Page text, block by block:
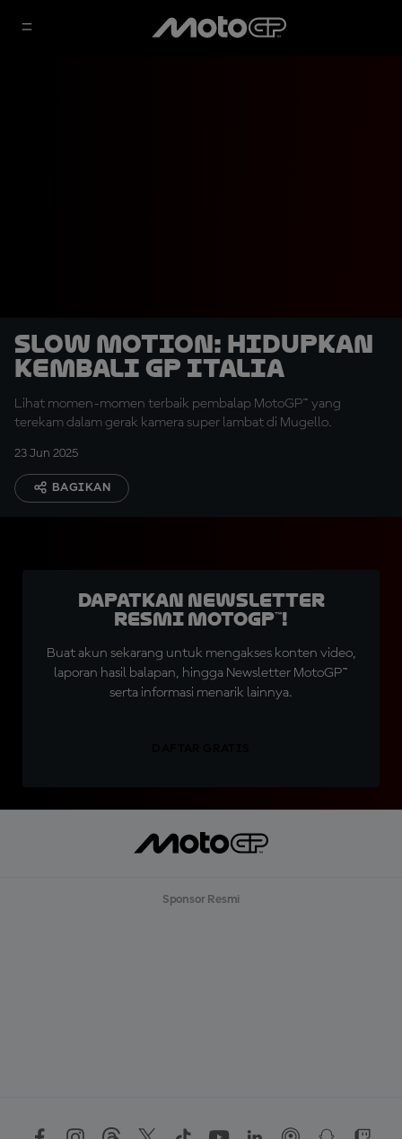
SLOW MOTION: Hidupkan
Kembali GP Italia
Lihat momen-momen terbaik pembalap MotoGP™ yang
terekam dalam gerak kamera super lambat di Mugello.
23 Jun 2025
BAGIKAN
Dapatkan Newsletter
Resmi MotoGP™!
Buat akun sekarang untuk mengakses konten video,
laporan hasil balapan, hingga Newsletter MotoGP™
serta informasi menarik lainnya.
Sponsor Resmi